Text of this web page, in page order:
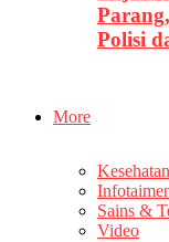
Polisi
More
Sains &
Video